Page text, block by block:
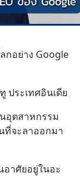
กอย่าง Google
ประเทศอินเดีย
อุตสาหกรรม
ที่จะลาออกมา
าศัยอยู่ในอะ